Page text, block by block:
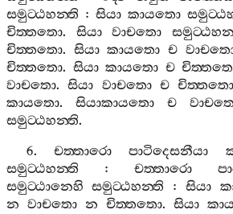
සමුට‍්ඨහන‍්ති :සියා කායතො
චිත‍්තතො. සියා වාචතො
චිත‍්තතො. සියා කායතො ච
චිත‍්තතො. සියා කායතො ච
වාචතො.සියා වාචතො ච චිත‍්තතො
කායතො. සියාකායතො ච
සමුට‍්ඨහන‍්ති.
6. චත‍්තාරො පාටිදෙසනීයා
සමුට‍්ඨහන‍්ති : චත‍්තාරො
සමුට‍්ඨානෙහි
සමුට‍්ඨහන‍්ති :සියා
න වාචතො න චිත‍්තතො. සියා